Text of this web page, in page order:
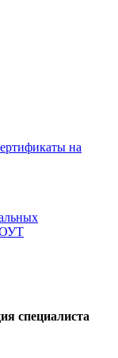
на
специалиста